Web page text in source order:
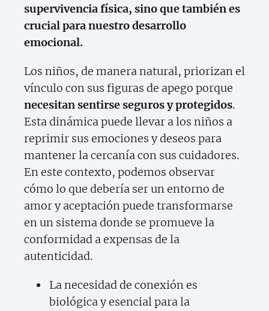
supervivencia física, sino que también es
crucial para nuestro desarrollo
emocional.
Los niños, de manera natural, priorizan el
vínculo con sus figuras de apego porque
necesitan sentirse seguros y protegidos.
Esta dinámica puede llevar a los niños a
reprimir sus emociones y deseos para
mantener la cercanía con sus cuidadores.
En este contexto, podemos observar
cómo lo que debería ser un entorno de
amor y aceptación puede transformarse
en un sistema donde se promueve la
conformidad a expensas de la
autenticidad.
La necesidad de conexión es
biológica y esencial para la